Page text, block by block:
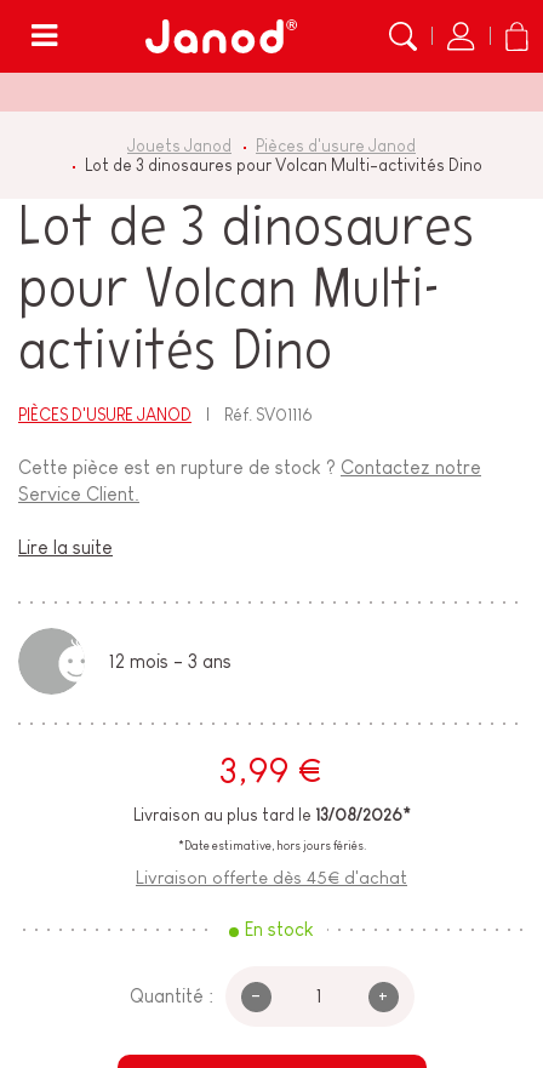
Jouets Janod
Pièces d'usure Janod
Lot de 3 dinosaures pour Volcan Multi-activités Dino
Lot de 3 dinosaures
pour Volcan Multi-
activités Dino
PIÈCES D'USURE JANOD Réf. SV01116
Cette pièce est en rupture de stock ? Contactez notre
Service Client.
Lire la suite
12 mois - 3 ans
3,99 €
Livraison au plus tard le 13/08/2026*
*Date estimative, hors jours fériés.
Livraison offerte dès 45€ d'achat
En stock
Quantité : - +